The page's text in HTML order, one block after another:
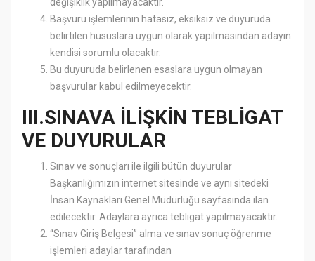
Başvuru işlemlerinin hatasız, eksiksiz ve duyuruda
belirtilen hususlara uygun olarak yapılmasından adayın
kendisi sorumlu olacaktır.
Bu duyuruda belirlenen esaslara uygun olmayan
başvurular kabul edilmeyecektir.
III.SINAVA İLİŞKİN TEBLİGAT
VE DUYURULAR
Sınav ve sonuçları ile ilgili bütün duyurular
Başkanlığımızın internet sitesinde ve aynı sitedeki
İnsan Kaynakları Genel Müdürlüğü sayfasında ilan
edilecektir. Adaylara ayrıca tebligat yapılmayacaktır.
“Sınav Giriş Belgesi” alma ve sınav sonuç öğrenme
işlemleri adaylar tarafından